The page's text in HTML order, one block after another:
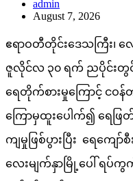
admin
August 7, 2026
ဧရာဝတီတိုင်းဒေသကြီး၊ လ
ဇူလိုင်လ ၃၀ ရက် ညပိုင်းတွင်
ရေတိုက်စားမှုကြောင့် ငဝ
ကြောမှထူးပေါက်၍ ရေဖြ
ကျမှုဖြစ်ပွားပြီး ရေကျေ
လေးမျက်နှာမြို့ပေါ် ရပ်ကွ